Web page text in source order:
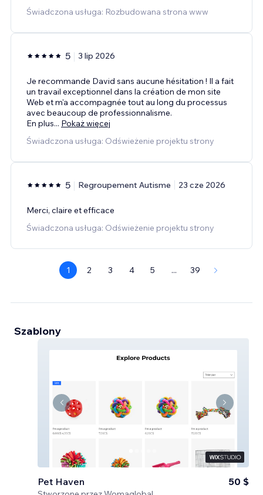
Świadczona usługa: Rozbudowana strona www
5 3 lip 2026
Je recommande David sans aucune hésitation ! Il a fait
un travail exceptionnel dans la création de mon site
Web et m'a accompagnée tout au long du processus
avec beaucoup de professionnalisme.
En plus... Pokaż więcej
Świadczona usługa: Odświeżenie projektu strony
5 Regroupement Autisme 23 cze 2026
Merci, claire et efficace
Świadczona usługa: Odświeżenie projektu strony
1 2 3 4 5 ... 39
Szablony
Pet Haven 50 $